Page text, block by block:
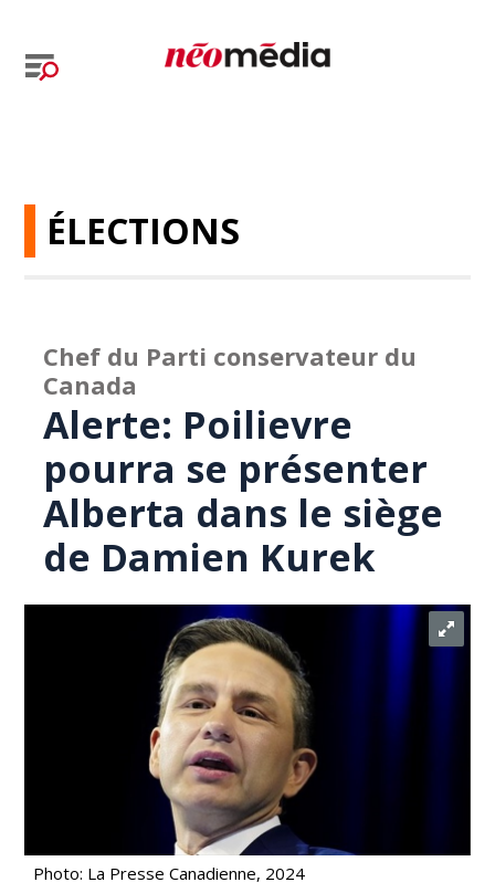
ÉLECTIONS
Chef du Parti conservateur du
Canada
Alerte: Poilievre
pourra se présenter
Alberta dans le siège
de Damien Kurek
Photo: La Presse Canadienne, 2024